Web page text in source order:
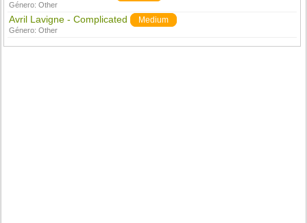
Género:Other
Avril Lavigne - Complicated Medium
Género:Other